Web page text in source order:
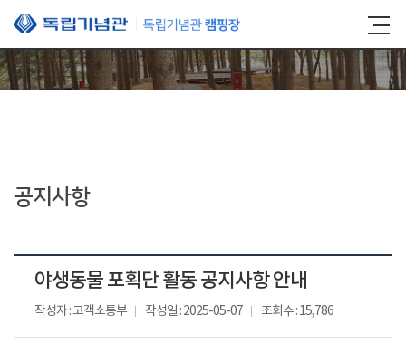
본문 바로가기
공지사항
야생동물 포획단 활동 공지사항 안내
작성자 : 고객소통부 작성일 : 2025-05-07 조회수 : 15,786